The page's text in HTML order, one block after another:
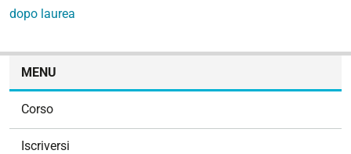
dopo laurea
MENU
Corso
Iscriversi